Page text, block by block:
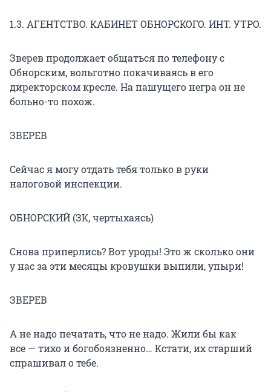
1.3. АГЕНТСТВО. КАБИНЕТ ОБНОРСКОГО. ИНТ. УТРО.
Зверев продолжает общаться по телефону с
Обнорским, вольготно покачиваясь в его
директорском кресле. На пашущего негра он не
больно-то похож.
ЗВЕРЕВ
Сейчас я могу отдать тебя только в руки
налоговой инспекции.
ОБНОРСКИЙ (ЗК, чертыхаясь)
Снова приперлись? Вот уроды! Это ж сколько они
у нас за эти месяцы кровушки выпили, упыри!
ЗВЕРЕВ
А не надо печатать, что не надо. Жили бы как
все — тихо и богобоязненно… Кстати, их старший
спрашивал о тебе.